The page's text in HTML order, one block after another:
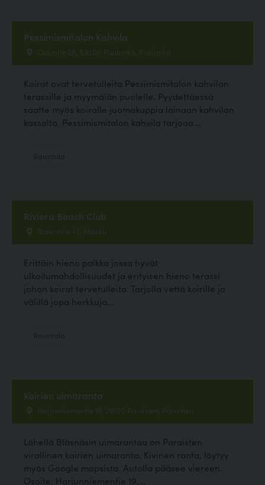
Pessimismitalon Kahvila
Ouluntie 26, 89200 Puolanka, Puolanka
Koirat ovat tervetulleita Pessimismitalon kahvilan
terassille ja myymälän puolelle. Pyydettäessä
saatte myös koiralle juomakuppia lainaan kahvilan
kassalta. Pessimismitalon kahvila tarjoaa...
Riviera Beach Club
Ruskontie 43, Masku
Erittäin hieno paikka jossa hyvät
ulkoilumahdollisuudet ja erityisen hieno terassi
johon koirat tervetulleita. Tarjolla vettä koirille ja
välillä jopa herkkuja...
Koirien uimaranta
Harjunniementie 19, 21600 Parainen, Parainen
Lähellä Bläsnäsin uimarantaa on Paraisten
virallinen koirien uimaranta. Kivinen ranta, löytyy
myös Google mapsista. Autolla pääsee viereen.
Osoite: Harjunniementie 19,...